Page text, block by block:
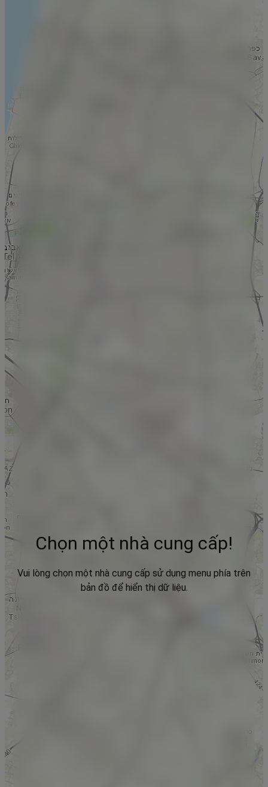
Chọn một nhà cung cấp!
Vui lòng chọn một nhà cung cấp sử dụng menu phía trên
bản đồ để hiển thị dữ liệu.